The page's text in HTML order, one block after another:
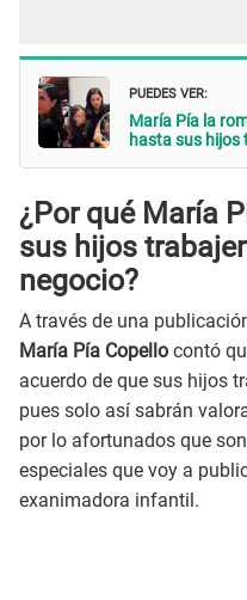
PUEDES VER:
María Pía la
hasta sus hijos
¿Por qué María
sus hijos
negocio?
A través de una
María Pía Copello contó
acuerdo de que sus hijos
pues solo así sabrán
por lo afortunados que
especiales que voy a
exanimadora infantil.